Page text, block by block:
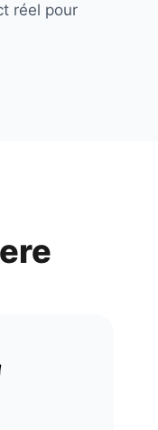
réel pour